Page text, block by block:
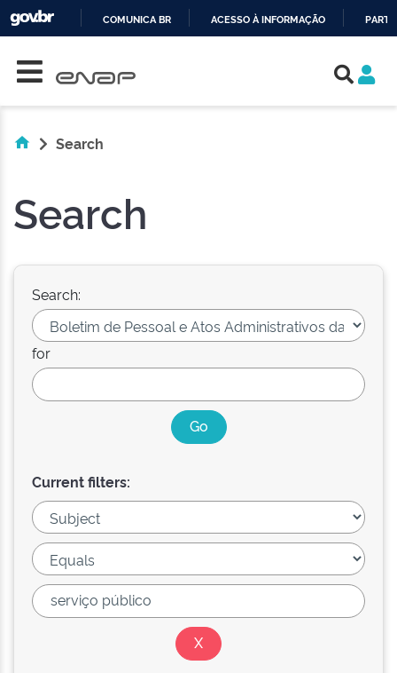
COMUNICA BR ACESSO À INFORMAÇÃO
Search
Search
Search:
for
Current filters: